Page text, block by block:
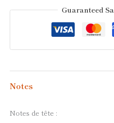
Guaranteed
Notes
Notes de tête :